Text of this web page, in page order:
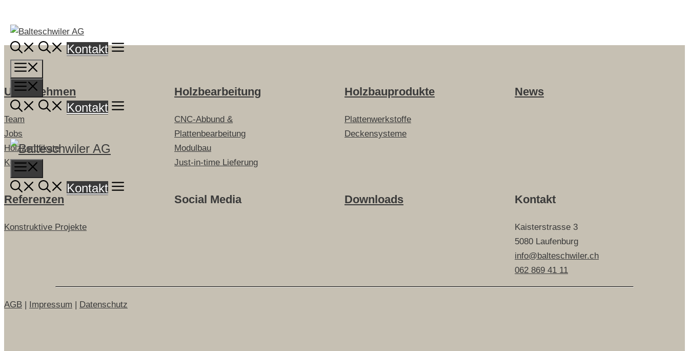
zum
Inhalt
Kontakt
Menü
Kontakt
Kontakt
Unternehmen
Team
Jobs
Holzzertifikate
Kontakt
Holzbearbeitung
CNC-Abbund &
Plattenbearbeitung
Modulbau
Just-in-time Lieferung
Holzbauprodukte
Plattenwerkstoffe
Deckensysteme
News
Referenzen
Konstruktive Projekte
Social Media Downloads Kontakt
Kaisterstrasse 3
5080 Laufenburg
info@balteschwiler.ch
062 869 41 11
AGB | Impressum | Datenschutz